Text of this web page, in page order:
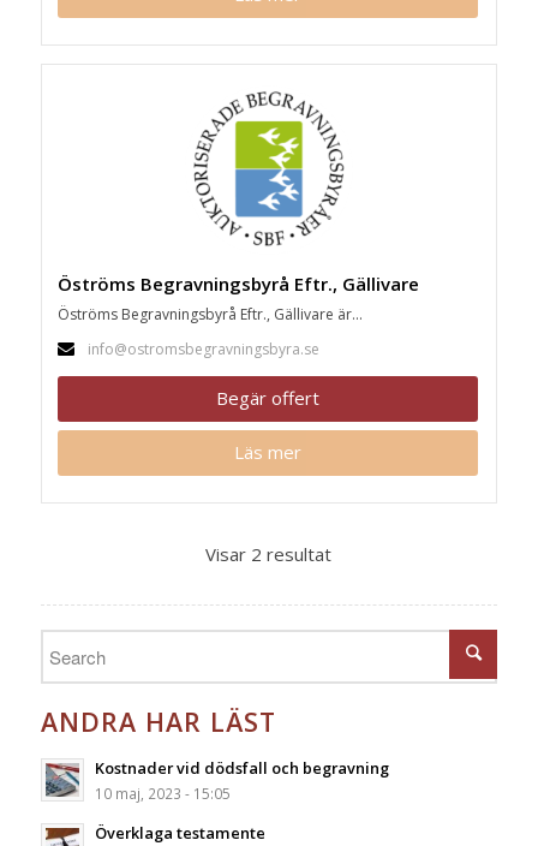
Öströms Begravningsbyrå Eftr., Gällivare
Öströms Begravningsbyrå Eftr., Gällivare är...
info@ostromsbegravningsbyra.se
Begär offert
Läs mer
Visar 2 resultat
ANDRA HAR LÄST
Kostnader vid dödsfall och begravning
10 maj, 2023 - 15:05
Överklaga testamente